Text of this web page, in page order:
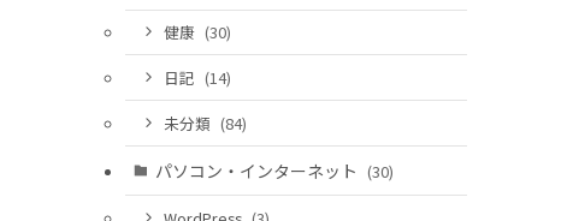
健康 (30)
日記 (14)
未分類 (84)
パソコン・インターネット (30)